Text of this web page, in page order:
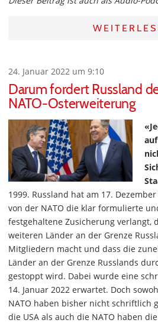
24. Januar 2022 um 9:10
Darum fordert Russland
NATO-Osterweiterung
1999. Russland hat am 17.
von der NATO die klar formulierte
festgehaltene Zusicherung verlangt,
weiteren Länder an der Grenze
Mitgliedern macht und dass die
Länder an der Grenze Russlands
gestoppt wird. Dabei wurde eine
14. Januar 2022 erwartet. Doch
NATO haben bisher nicht schriftlich
die USA als auch die NATO haben